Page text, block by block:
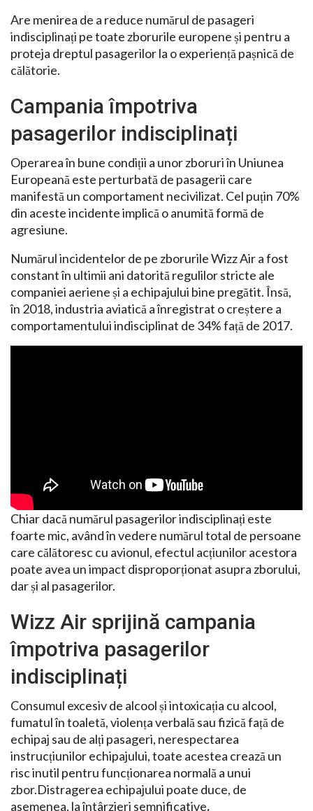
Are menirea de a reduce numărul de pasageri
indisciplinați pe toate zborurile europene și pentru a
proteja dreptul pasagerilor la o experiență pașnică de
călătorie.
Campania împotriva
pasagerilor indisciplinați
Operarea în bune condiții a unor zboruri în Uniunea
Europeană este perturbată de pasagerii care
manifestă un comportament necivilizat. Cel puțin 70%
din aceste incidente implică o anumită formă de
agresiune.
Numărul incidentelor de pe zborurile Wizz Air a fost
constant în ultimii ani datorită regulilor stricte ale
companiei aeriene și a echipajului bine pregătit. Însă,
în 2018, industria aviatică a înregistrat o creștere a
comportamentului indisciplinat de 34% față de 2017.
Chiar dacă numărul pasagerilor indisciplinați este
foarte mic, având în vedere numărul total de persoane
care călătoresc cu avionul, efectul acțiunilor acestora
poate avea un impact disproporționat asupra zborului,
dar și al pasagerilor.
Wizz Air sprijină campania
împotriva pasagerilor
indisciplinați
Consumul excesiv de alcool și intoxicația cu alcool,
fumatul în toaletă, violența verbală sau fizică față de
echipaj sau de alți pasageri, nerespectarea
instrucțiunilor echipajului, toate acestea crează un
risc inutil pentru funcționarea normală a unui
zbor.Distragerea echipajului poate duce, de
asemenea, la întârzieri semnificative.